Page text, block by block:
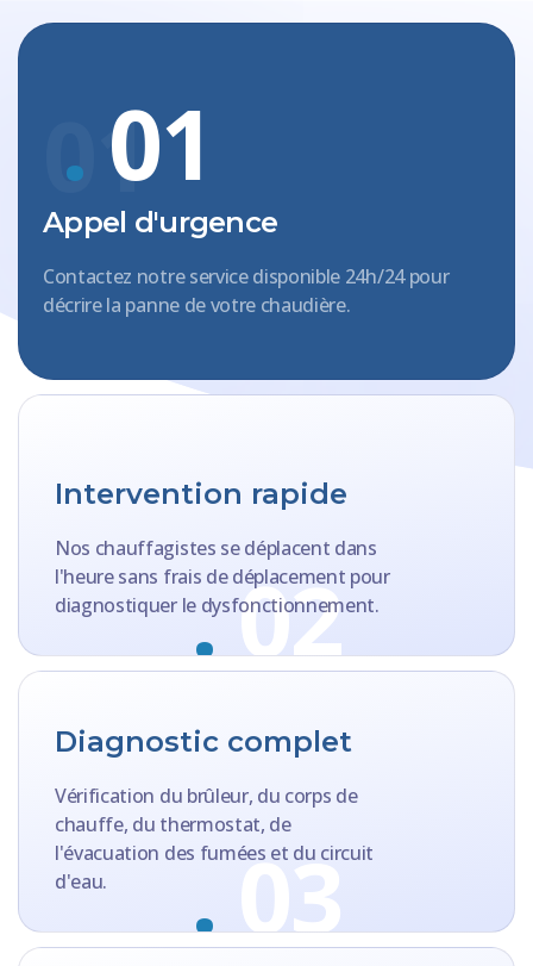
. 01
01
Appel d'urgence
Contactez notre service disponible 24h/24 pour
décrire la panne de votre chaudière.
.02
Intervention rapide
Nos chauffagistes se déplacent dans
l'heure sans frais de déplacement pour
diagnostiquer le dysfonctionnement.
.03
Diagnostic complet
Vérification du brûleur, du corps de
chauffe, du thermostat, de
l'évacuation des fumées et du circuit
d'eau.